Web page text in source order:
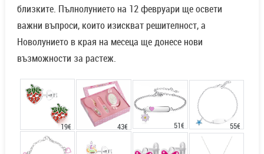
близките. Пълнолунието на 12 февруари ще освети
важни въпроси, които изискват решителност, а
Новолунието в края на месеца ще донесе нови
възможности за растеж.
19€ 43€ 51€ 55€